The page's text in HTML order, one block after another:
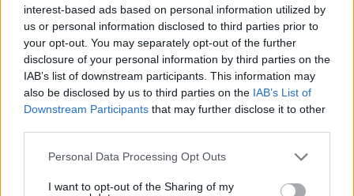
interest-based ads based on personal information utilized by
us or personal information disclosed to third parties prior to
your opt-out. You may separately opt-out of the further
disclosure of your personal information by third parties on the
IAB’s list of downstream participants. This information may
also be disclosed by us to third parties on the IAB’s List of
Downstream Participants that may further disclose it to other
Please note that this website/app uses one or more Google
not limited to your visit or usage behaviour. You may click to
Personal Data Processing Opt Outs
I want to opt-out of the Sharing of my